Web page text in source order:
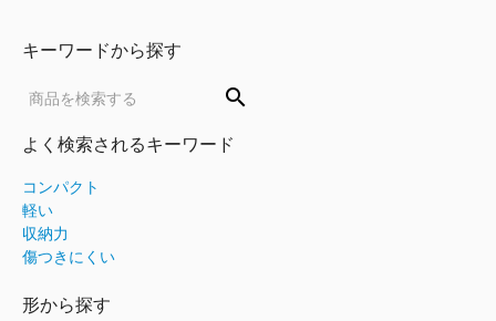
キーワードから探す
search
よく検索されるキーワード
コンパクト
軽い
収納力
傷つきにくい
形から探す